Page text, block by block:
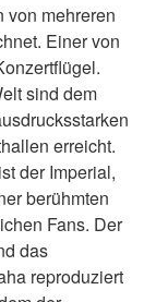
von mehreren
Einer von
sind dem
erreicht.
der Imperial,
berühmten
Fans. Der
das
reproduziert